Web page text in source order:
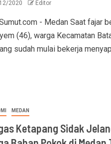
2020 Editor
- Medan Saat fajar
(46), warga Kecamatan
sudah mulai bekerja
MEDAN
Ketapang Sidak